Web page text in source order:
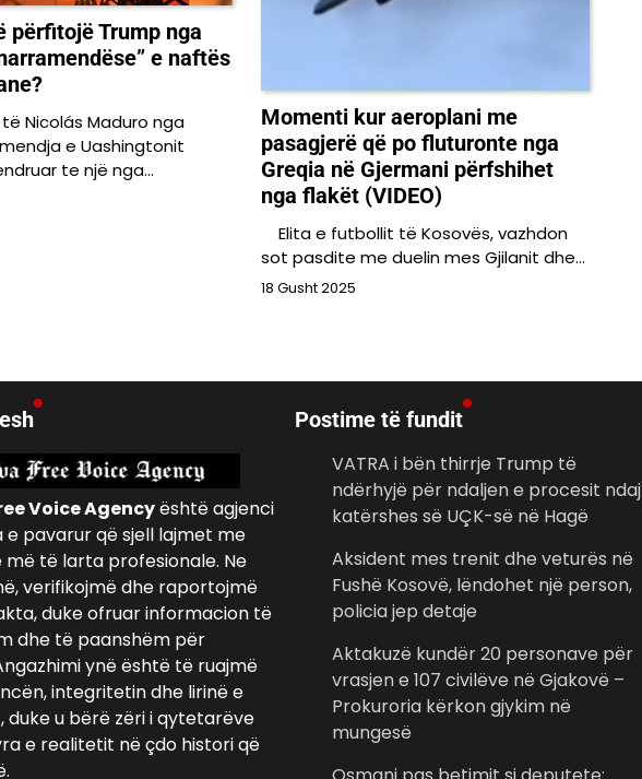
përfitojë Trump nga
e naftës
Nicolás Maduro nga
e Uashingtonit
te një nga…
Momenti kur aeroplani me
pasagjerë që po fluturonte nga
Greqia në Gjermani përfshihet
nga flakët (VIDEO)
Elita e futbollit të Kosovës, vazhdon
sot pasdite me duelin mes Gjilanit dhe…
18 Gusht 2025
Voice Agencyështë agjenci
e pavarur që sjell lajmet me
të larta profesionale. Ne
verifikojmë dhe raportojmë
duke ofruar informacion të
dhe të paanshëm për
ynë është të ruajmë
integritetin dhe lirinë e
duke u bërë zëri i qytetarëve
e realitetit në çdo histori që
Postime të fundit
VATRA i bën thirrje Trump të
ndërhyjë për ndaljen e procesit ndaj
katërshes së UÇK-së në Hagë
Aksident mes trenit dhe veturës në
Fushë Kosovë, lëndohet një person,
policia jep detaje
Aktakuzë kundër 20 personave për
vrasjen e 107 civilëve në Gjakovë –
Prokuroria kërkon gjykim në
mungesë